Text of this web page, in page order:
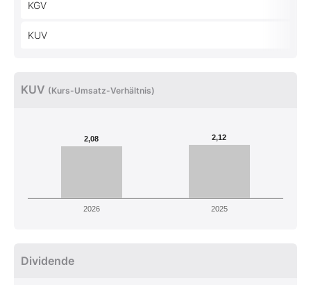
KGV
KUV
KUV (Kurs-Umsatz-Verhältnis)
2,08 2,12
2026 2025
Dividende